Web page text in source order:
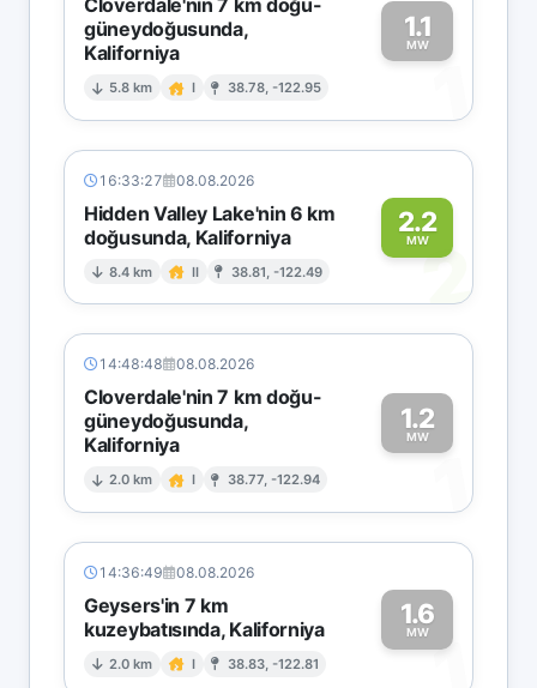
Cloverdale'nin 7 km doğu-
güneydoğusunda,
Kaliforniya
5.8 km I 38.78, -122.95
1.1
MW
1
16:33:27 08.08.2026
Hidden Valley Lake'nin 6 km
doğusunda, Kaliforniya
8.4 km II 38.81, -122.49
2.2
MW2
14:48:48 08.08.2026
Cloverdale'nin 7 km doğu-
güneydoğusunda,
Kaliforniya
2.0 km I 38.77, -122.94
1.2
MW
1
14:36:49 08.08.2026
Geysers'in 7 km
kuzeybatısında, Kaliforniya
2.0 km I 38.83, -122.81
1.6
MW